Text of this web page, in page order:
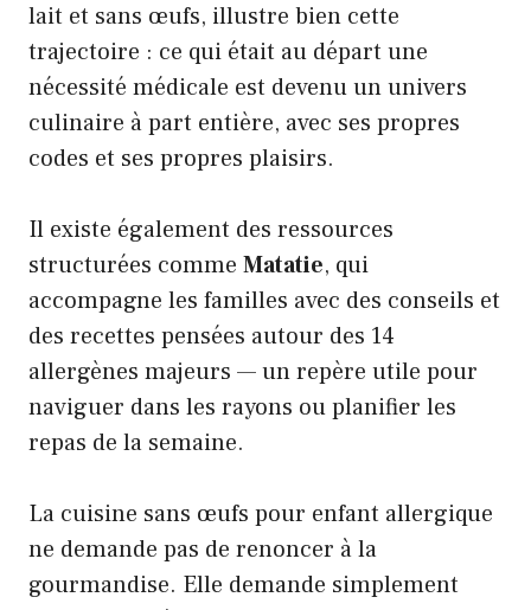
lait et sans œufs, illustre bien cette
trajectoire : ce qui était au départ une
nécessité médicale est devenu un univers
culinaire à part entière, avec ses propres
codes et ses propres plaisirs.
Il existe également des ressources
structurées comme Matatie, qui
accompagne les familles avec des conseils et
des recettes pensées autour des 14
allergènes majeurs — un repère utile pour
naviguer dans les rayons ou planifier les
repas de la semaine.
La cuisine sans œufs pour enfant allergique
ne demande pas de renoncer à la
gourmandise. Elle demande simplement